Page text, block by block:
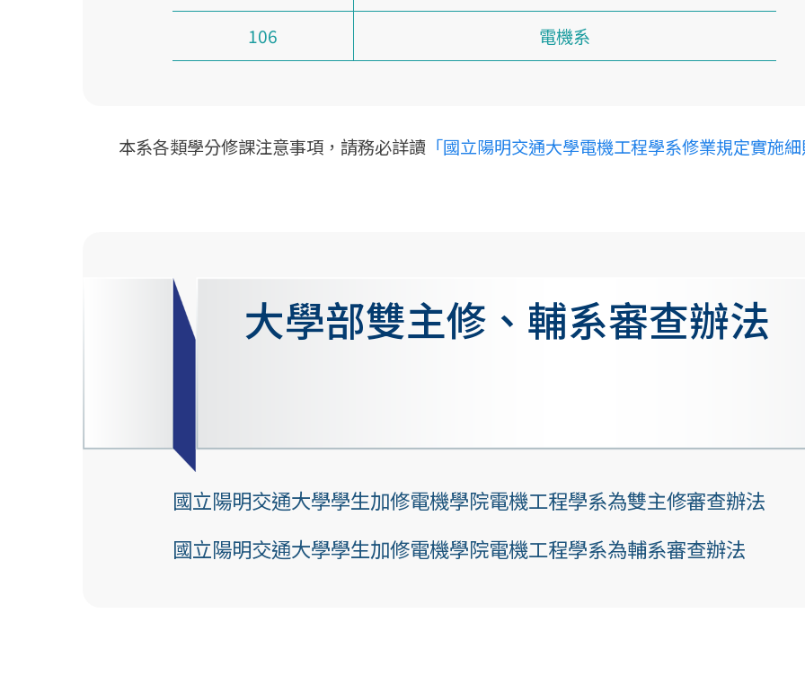
106
電機系
本系各類學分修課注意事項，請務必詳讀 「國立陽明交通大學電機工程學系修業規定實施
大學部雙主修、輔系審查辦法
國立陽明交通大學學生加修電機學院電機工程學系為雙主修審查辦法
國立陽明交通大學學生加修電機學院電機工程學系為輔系審查辦法